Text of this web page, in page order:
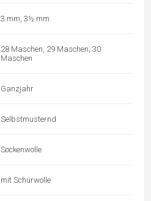
3 mm, 3½ mm
28 Maschen, 29 Maschen, 30
Maschen
Ganzjahr
Selbstmusternd
Sockenwolle
mit Schurwolle